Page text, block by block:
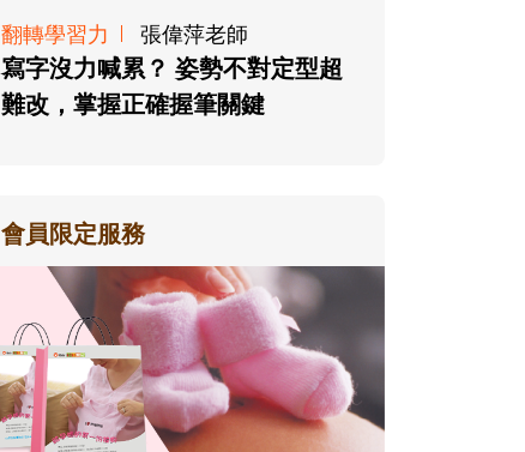
翻轉學習力 張偉萍老師
寫字沒力喊累？ 姿勢不對定型超
難改，掌握正確握筆關鍵
會員限定服務